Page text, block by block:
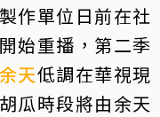
作單位日前在社
始重播，第二季
余天低調在華視現
瓜時段將由余天